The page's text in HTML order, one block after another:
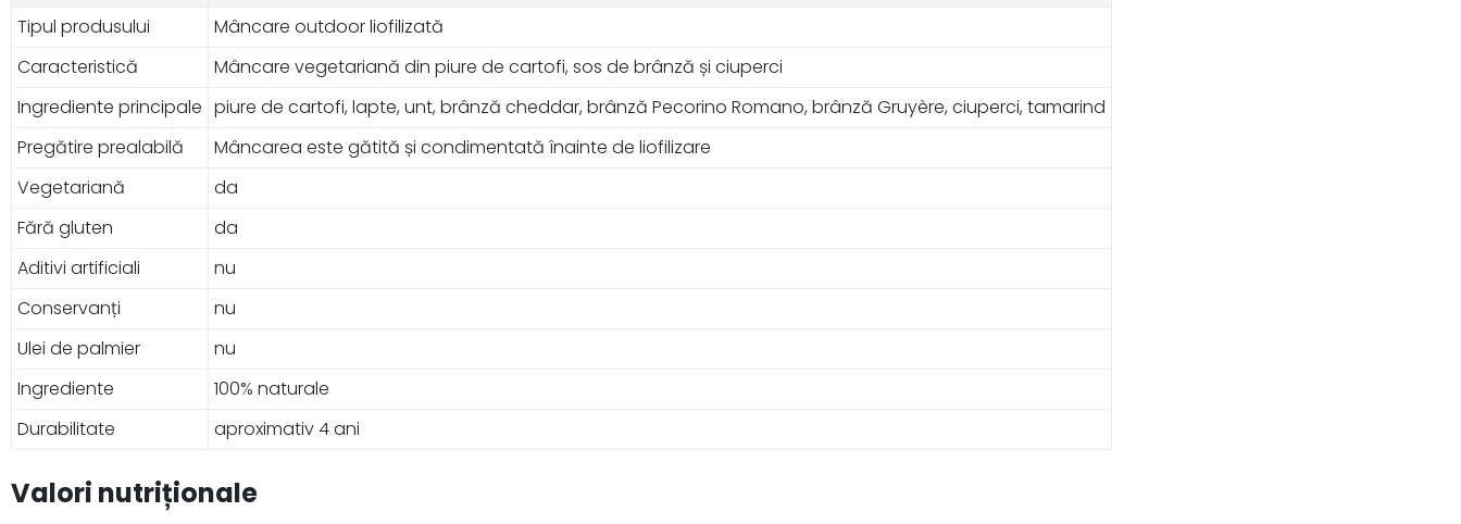
Tipul produsului
Mâncare outdoor liofilizată
Caracteristică
Mâncare vegetariană din piure de cartofi, sos de brânză și ciuperci
Ingrediente principale piure de cartofi, lapte, unt, brânză cheddar, brânză Pecorino Romano, brânză Gruyère, ciuperci, tamarind
Pregătire prealabilă
Mâncarea este gătită și condimentată înainte de liofilizare
Vegetariană
da
Fără gluten
da
Aditivi artificiali
nu
Conservanți
nu
Ulei de palmier
nu
Ingrediente
100% naturale
Durabilitate
aproximativ 4 ani
Valori nutriționale